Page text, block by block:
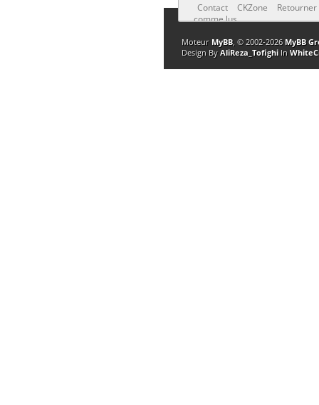
Contact CKZone
comme lus
Moteur MyBB, © 2002-2026 MyBB
Design By AliReza_TofighiIn